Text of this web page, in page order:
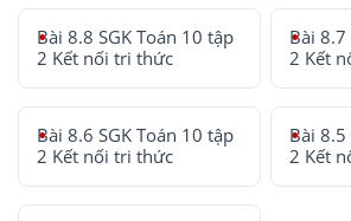
Bài 8.8 SGK Toán 10 tập
2 Kết nối tri thức
Bài 8.7
2 Kết
Bài 8.6 SGK Toán 10 tập
2 Kết nối tri thức
Bài 8.5
2 Kết